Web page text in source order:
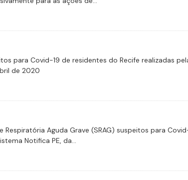
para Covid-19 de residentes do Recife realizadas
de 2020
Aguda Grave (SRAG) suspeitos para
Notifica PE, da...